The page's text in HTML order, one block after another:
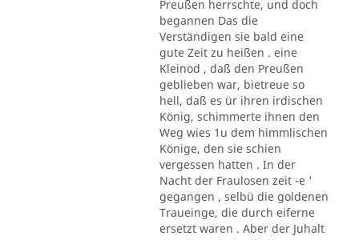
Preußen herrschte, und doch
begannen Das die
Verständigen sie bald eine
gute Zeit zu heißen . eine
Kleinod , daß den Preußen
geblieben war, bietreue so
hell, daß es ür ihren irdischen
König, schimmerte ihnen den
Weg wies 1u dem himmlischen
Könige, den sie schien
vergessen hatten . In der
Nacht der Fraulosen zeit -e '
gegangen , selbü die goldenen
Traueinge, die durch eiferne
ersetzt waren . Aber der Juhalt